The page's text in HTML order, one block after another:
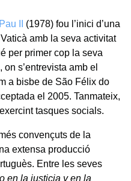
II
(1978) fou l’inici d’una
amb la seva activitat
per primer cop la seva
s’entrevista amb el
a bisbe de São Félix do
el 2005. Tanmateix,
tasques socials.
convençuts de la
extensa producció
Entre les seves
en la justicia y en la